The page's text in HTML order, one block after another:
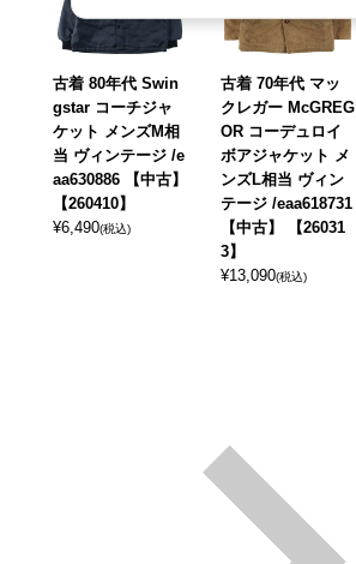
古着 80年代 Swin
gstar コーチジャ
ケット メンズM相
当 ヴィンテージ /e
aa630886 【中古】
【260410】
¥6,490(税込)
古着 70年代 マッ
クレガー McGREG
OR コーデュロイ
ボアジャケット メ
ンズL相当 ヴィン
テージ /eaa618731
【中古】 【26031
3】
¥13,090(税込)